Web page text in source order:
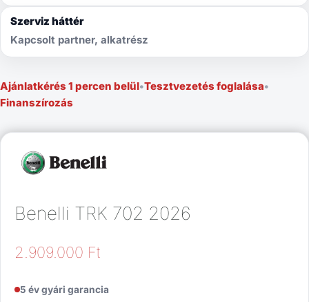
Szerviz háttér
Kapcsolt partner, alkatrész
Ajánlatkérés 1 percen belül•Tesztvezetés foglalása•
Finanszírozás
Benelli TRK 702 2026
2.909.000 Ft
5 év gyári garancia